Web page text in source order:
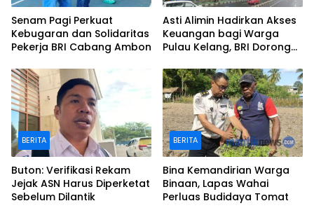
Senam Pagi Perkuat
Kebugaran dan Solidaritas
Pekerja BRI Cabang Ambon
Asti Alimin Hadirkan Akses
Keuangan bagi Warga
Pulau Kelang, BRI Dorong
Kepulauan
BERITA
Buton: Verifikasi Rekam
Jejak ASN Harus Diperketat
Sebelum Dilantik
BERITA
Bina Kemandirian Warga
Binaan, Lapas Wahai
Perluas Budidaya Tomat